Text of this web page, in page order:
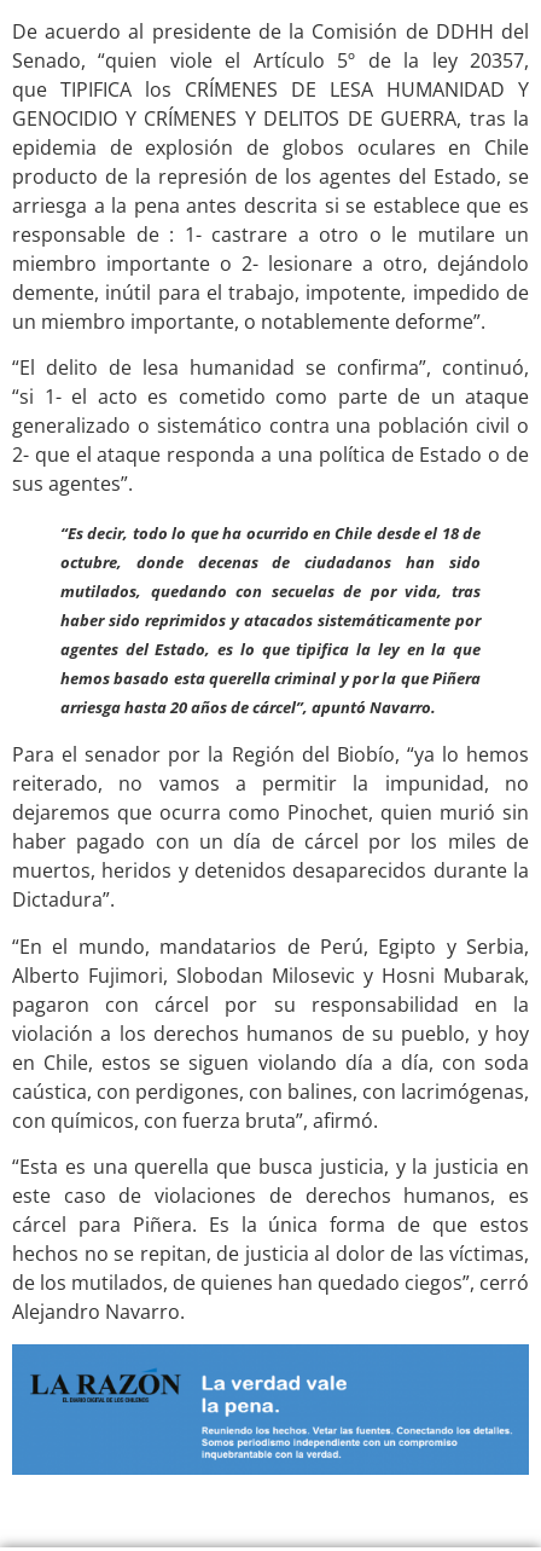
De acuerdo al presidente de la Comisión de DDHH del
Senado, “quien viole el Artículo 5º de la ley 20357,
que TIPIFICA los CRÍMENES DE LESA HUMANIDAD Y
GENOCIDIO Y CRÍMENES Y DELITOS DE GUERRA, tras la
epidemia de explosión de globos oculares en Chile
producto de la represión de los agentes del Estado, se
arriesga a la pena antes descrita si se establece que es
responsable de : 1- castrare a otro o le mutilare un
miembro importante o 2- lesionare a otro, dejándolo
demente, inútil para el trabajo, impotente, impedido de
un miembro importante, o notablemente deforme”.
“El delito de lesa humanidad se confirma”, continuó,
“si 1- el acto es cometido como parte de un ataque
generalizado o sistemático contra una población civil o
2- que el ataque responda a una política de Estado o de
sus agentes”.
“Es decir, todo lo que ha ocurrido en Chile desde el 18 de
octubre, donde decenas de ciudadanos han sido
mutilados, quedando con secuelas de por vida, tras
haber sido reprimidos y atacados sistemáticamente por
agentes del Estado, es lo que tipifica la ley en la que
hemos basado esta querella criminaly por la que Piñera
arriesga hasta 20 años de cárcel”, apuntó Navarro.
Para el senador por la Región del Biobío, “ya lo hemos
reiterado, no vamos a permitir la impunidad, no
dejaremos que ocurra como Pinochet, quien murió sin
haber pagado con un día de cárcel por los miles de
muertos, heridos ydetenidos desaparecidos durante la
Dictadura”.
“En el mundo, mandatarios de Perú, Egipto y Serbia,
Alberto Fujimori, Slobodan Milosevic y Hosni Mubarak,
pagaron con cárcel por su responsabilidad en la
violación a los derechos humanos de su pueblo, y hoy
en Chile, estos se siguen violando día a día, con soda
caústica, con perdigones, con balines, con lacrimógenas,
con químicos, con fuerza bruta”, afirmó.
“Esta es una querella que busca justicia, y la justicia en
este caso de violaciones de derechos humanos, es
cárcel para Piñera. Es la única forma de que estos
hechos no se repitan, de justicia al dolor de las víctimas,
de los mutilados, de quienes han quedado ciegos”, cerró
Alejandro Navarro.